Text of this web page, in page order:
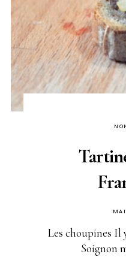
SUR
Les choupines Il
Soignon